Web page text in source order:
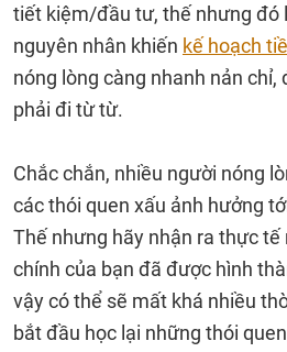
tiết kiệm/đầu tư, thế nhưng đó
nguyên nhân khiến kế hoạch
nóng lòng càng nhanh nản chỉ,
phải đi từ từ.
Chắc chắn, nhiều người nóng
các thói quen xấu ảnh hưởng
Thế nhưng hãy nhận ra thực tế
chính của bạn đã được hình
vậy có thể sẽ mất khá nhiều
bắt đầu học lại những thói